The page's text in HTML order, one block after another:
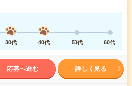
30代 40代 50代 60代
応募へ進む 詳しく見る